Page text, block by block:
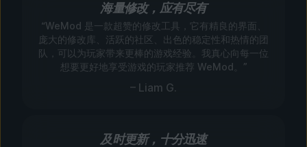
海量修改，应有尽有
“WeMod 是一款超赞的修改工具，它有精良的界面、
庞大的修改库、活跃的社区、出色的稳定性和热情的团
队，可以为玩家带来更棒的游戏经验。我真心向每一位
想要更好地享受游戏的玩家推荐 WeMod。”
– Liam G.
及时更新，十分迅速